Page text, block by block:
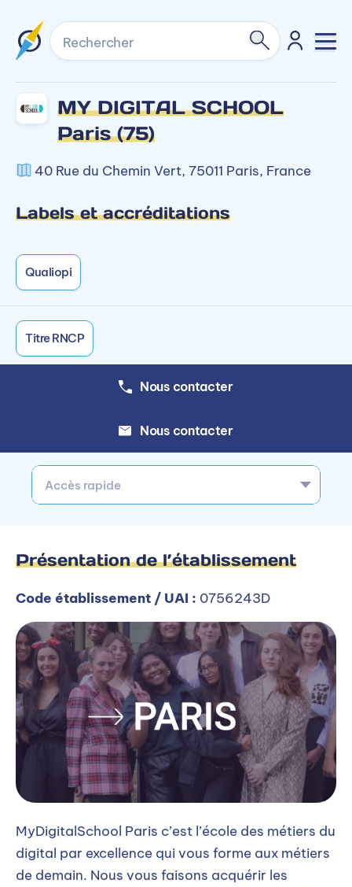
Rechercher
MY DIGITAL SCHOOL
Paris (75)
40 Rue du Chemin Vert, 75011 Paris, France
Labels et accréditations
Qualiopi
Titre RNCP
Nous contacter
Nous contacter
Accès rapide
Présentation de l’établissement
Code établissement / UAI : 0756243D
MyDigitalSchool Paris c’est l’école des métiers du
digital par excellence qui vous forme aux métiers
de demain. Nous vous faisons acquérir les